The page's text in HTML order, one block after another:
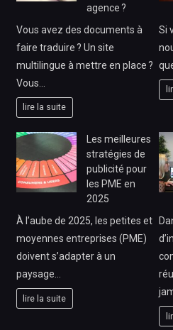
agence ?
Vous avez des documents à
faire traduire ? Un site
multilingue à mettre en place ?
Vous…
lire la suite
Si
Les meilleures
stratégies de
publicité pour
les PME en
2025
À l’aube de 2025, les petites et
moyennes entreprises (PME)
doivent s’adapter à un
paysage…
lire la suite